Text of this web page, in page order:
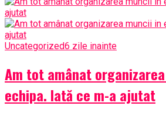
Uncategorized6 zile inainte
Am tot amânat
echipa. Iată ce m-a ajutat